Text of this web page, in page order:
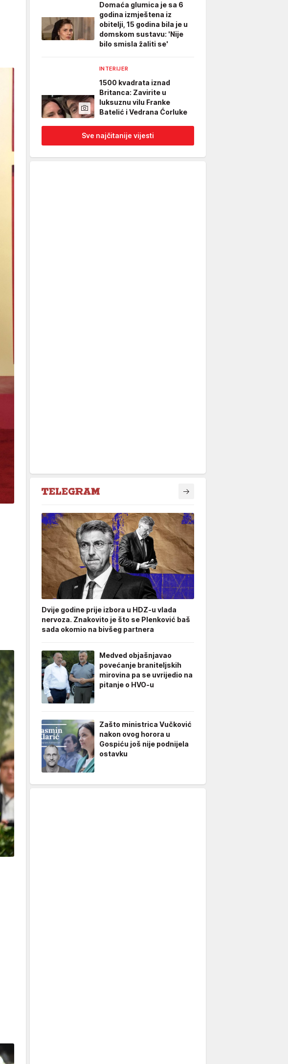
Domaća glumica je sa 6
godina izmještena iz
obitelji, 15 godina bila je u
domskom sustavu: 'Nije
bilo smisla žaliti se'
INTERIJER
1500 kvadrata iznad
Britanca: Zavirite u
luksuznu vilu Franke
Batelić i Vedrana Ćorluke
Sve najčitanije vijesti
Dvije godine prije izbora u HDZ-u vlada
nervoza. Znakovito je što se Plenković baš
sada okomio na bivšeg partnera
Medved objašnjavao
povećanje braniteljskih
mirovina pa se uvrijedio na
pitanje o HVO-u
Zašto ministrica Vučković
nakon ovog horora u
Gospiću još nije podnijela
ostavku